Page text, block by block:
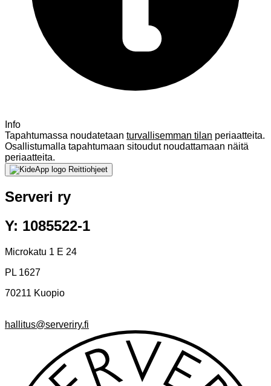
Info
Tapahtumassa noudatetaan turvallisemman tilan periaatteita.
Osallistumalla tapahtumaan sitoudut noudattamaan näitä
periaatteita.
Reittiohjeet
Serveri ry
Y: 1085522-1
Microkatu 1 E 24
PL 1627
70211 Kuopio
hallitus@serveriry.fi